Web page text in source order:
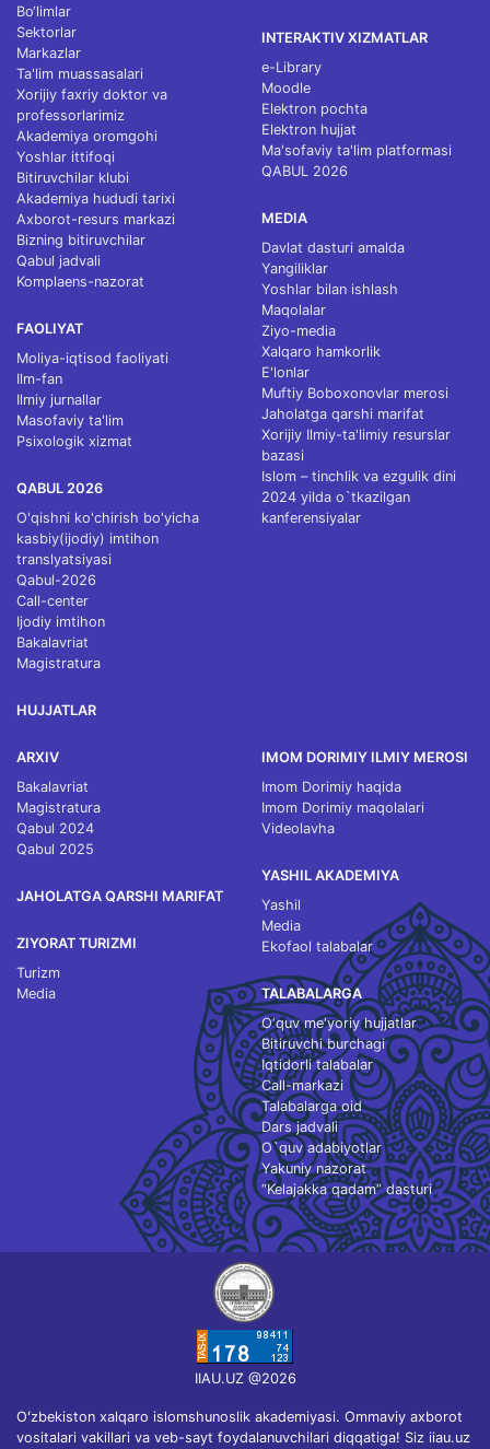
Bo‘limlar
Sektorlar
Markazlar
Ta'lim muassasalari
Xorijiy faxriy doktor va
professorlarimiz
Akademiya oromgohi
Yoshlar ittifoqi
Bitiruvchilar klubi
Akademiya hududi tarixi
Axborot-resurs markazi
Bizning bitiruvchilar
Qabul jadvali
Komplaens-nazorat
FAOLIYAT
Moliya-iqtisod faoliyati
Ilm-fan
Ilmiy jurnallar
Masofaviy ta'lim
Psixologik xizmat
QABUL 2026
O'qishni ko'chirish bo'yicha
kasbiy(ijodiy) imtihon
translyatsiyasi
Qabul-2026
Call-center
Ijodiy imtihon
Bakalavriat
Magistratura
HUJJATLAR
INTERAKTIV XIZMATLAR
e-Library
Moodle
Elektron pochta
Elektron hujjat
Ma'sofaviy ta'lim platformasi
QABUL 2026
MEDIA
Davlat dasturi amalda
Yangiliklar
Yoshlar bilan ishlash
Maqolalar
Ziyo-media
Xalqaro hamkorlik
E'lonlar
Muftiy Boboxonovlar merosi
Jaholatga qarshi marifat
Xorijiy Ilmiy-ta'limiy resurslar
bazasi
Islom – tinchlik va ezgulik dini
2024 yilda o`tkazilgan
kanferensiyalar
ARXIV
Bakalavriat
Magistratura
Qabul 2024
Qabul 2025
JAHOLATGA QARSHI MARIFAT
ZIYORAT TURIZMI
Turizm
Media
IMOM DORIMIY ILMIY MEROSI
Imom Dorimiy haqida
Imom Dorimiy maqolalari
Videolavha
YASHIL AKADEMIYA
Yashil
Media
Ekofaol talabalar
TALABALARGA
O‘quv me'yoriy hujjatlar
Bitiruvchi burchagi
Iqtidorli talabalar
Call-markazi
Talabalarga oid
Dars jadvali
O`quv adabiyotlar
Yakuniy nazorat
“Kelajakka qadam” dasturi
IIAU.UZ @2026
Oʻzbekiston xalqaro islomshunoslik akademiyasi. Ommaviy axborot
vositalari vakillari va veb-sayt foydalanuvchilari diqqatiga! Siz iiau.uz